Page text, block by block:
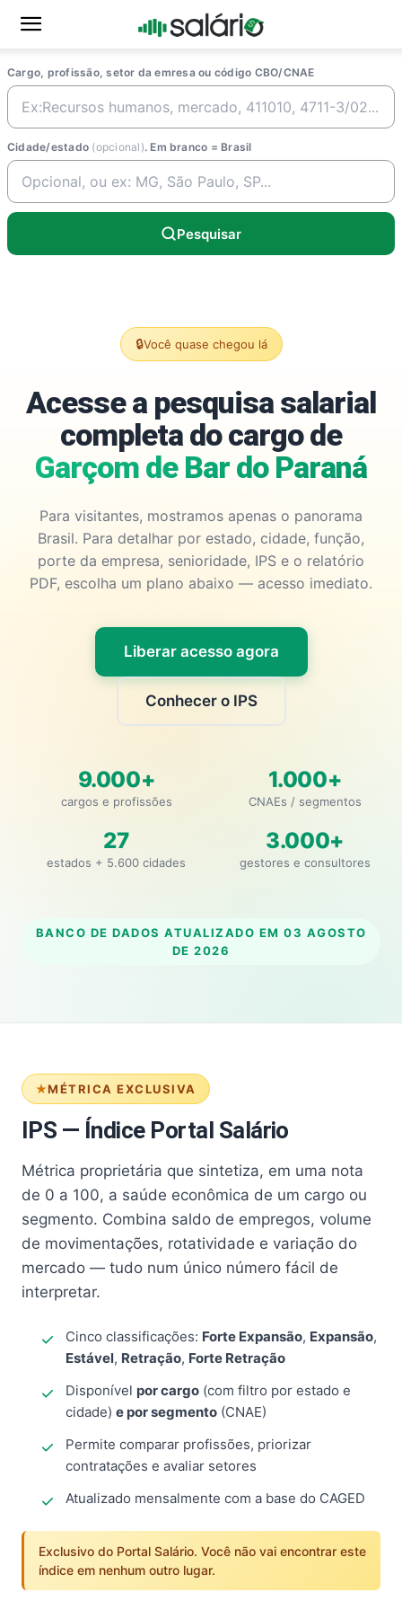
Cargo, profissão, setor da emresa ou código CBO/CNAE
Cidade/estado (opcional). Em branco = Brasil
Pesquisar
🔒Você quase chegou lá
Acesse a pesquisa salarial
completa do cargo de
Garçom de Bar do Paraná
Para visitantes, mostramos apenas o panorama
Brasil. Para detalhar por estado, cidade, função,
porte da empresa, senioridade, IPS e o relatório
PDF, escolha um plano abaixo — acesso imediato.
Liberar acesso agora
Conhecer o IPS
9.000+
cargos e profissões
1.000+
CNAEs / segmentos
27
estados + 5.600 cidades
3.000+
gestores e consultores
BANCO DE DADOS ATUALIZADO EM 03 AGOSTO
DE 2026
MÉTRICA EXCLUSIVA
IPS — Índice Portal Salário
Métrica proprietária que sintetiza, em uma nota
de 0 a 100, a saúde econômica de um cargo ou
segmento. Combina saldo de empregos, volume
de movimentações, rotatividade e variação do
mercado — tudo num único número fácil de
interpretar.
Cinco classificações: Forte Expansão, Expansão,
Estável, Retração, Forte Retração
Disponível por cargo (com filtro por estado e
cidade) e por segmento (CNAE)
Permite comparar profissões, priorizar
contratações e avaliar setores
Atualizado mensalmente com a base do CAGED
Exclusivo do Portal Salário. Você não vai encontrar este
índice em nenhum outro lugar.